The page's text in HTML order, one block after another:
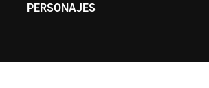
PERSONAJES